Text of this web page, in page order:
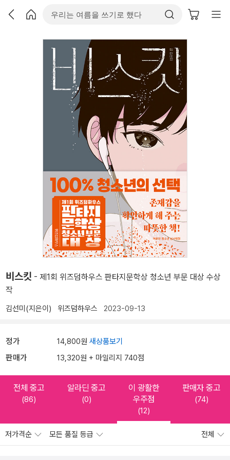
비스킷 - 제1회 위즈덤하우스 판타지문학상 청소년 부문 대상 수상
작
김선미(지은이) 위즈덤하우스 2023-09-13
정가 14,800원 새상품보기
판매가 13,320원 + 마일리지 740점
전체 중고
(86)
알라딘 중고
(0)
이 광활한
우주점
(12)
판매자 중고
(74)
저가격순 모든 품질 등급 전체